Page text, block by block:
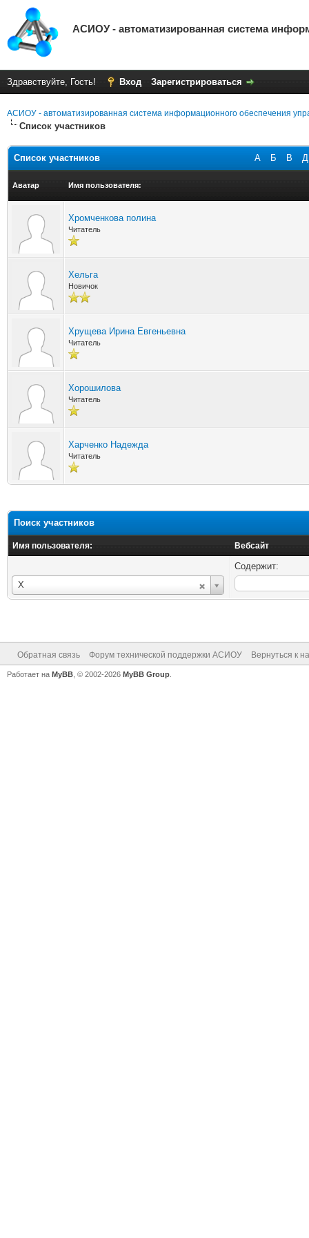
АСИОУ - автоматизированная система
Здравствуйте, Гость! Вход Зарегистрироваться
АСИОУ - автоматизированная система информационного обеспечения
Список участников
А Б В Д
Список участников
Аватар Имя пользователя:
Хромченкова полина
Читатель
Хельга
Новичок
Хрущева Ирина Евгеньевна
Читатель
Хорошилова
Читатель
Харченко Надежда
Читатель
Поиск участников
Имя пользователя: Вебсайт
Х
Имя
пользователя:
Содержит:
Обратная связь Форум технической поддержки АСИОУ Вернуться к
Работает на MyBB , © 2002-2026 MyBB Group